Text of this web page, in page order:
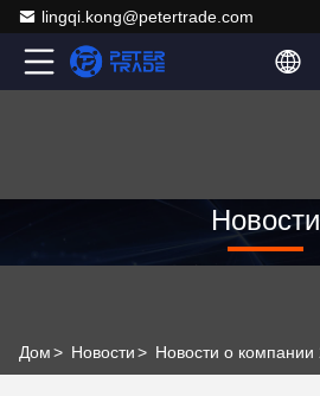
lingqi.kong@petertrade.com
Новости
Дом> Новости>